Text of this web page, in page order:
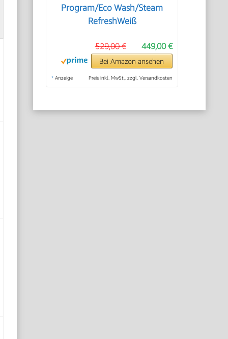
Program/Eco Wash/Steam
RefreshWeiß
449,00 €
529,00 €
Bei Amazon ansehen
* Anzeige Preis inkl. MwSt., zzgl. Versandkosten